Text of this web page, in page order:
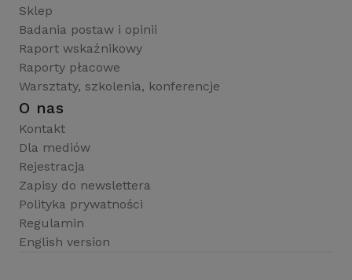
Sklep
Badania postaw i opinii
Raport wskaźnikowy
Raporty płacowe
Warsztaty, szkolenia, konferencje
O nas
Kontakt
Dla mediów
Rejestracja
Zapisy do newslettera
Polityka prywatności
Regulamin
English version